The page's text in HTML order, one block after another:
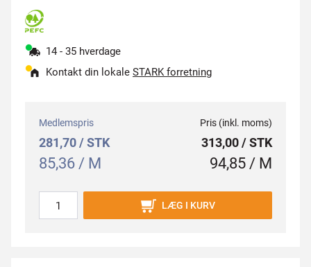
14 - 35 hverdage
Kontakt din lokale STARK forretning
Medlemspris
281,70 / STK
85,36 / M
Pris (inkl. moms)
313,00 / STK
94,85 / M
LÆG I KURV